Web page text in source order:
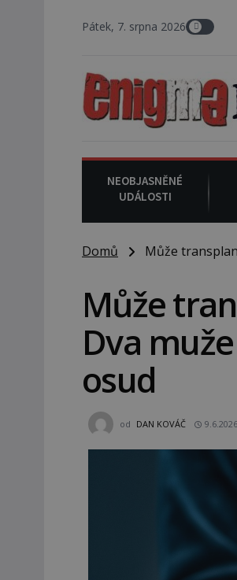
Pátek, 7. srpna 2026
NEOBJASNĚNÉ
UDÁLOSTI
Domů Může
Může
Dva
osud
od DAN KOVÁČ 9.6.2026